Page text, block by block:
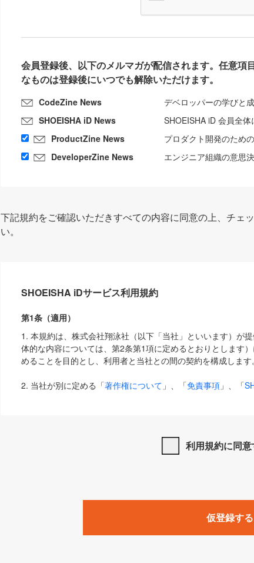
会員登録後、以下のメルマガが配信されます。任意項
なものは登録後にいつでも解除いただけます。
CodeZine News
デベロッパーの学びと
SHOEISHA iD News
SHOEISHA iD 会員全
ProductZine News
プロダクト開発のため
DeveloperZine News
エンジニア組織の意思
下記規約をご確認いただきすべての内容に同意の上、チェ
い。
SHOEISHA iDサービス利用規約
第1条（適用）
1. 本規約は、株式会社翔泳社（以下「当社」といいます）が
体的な内容については、第2条第1項に定めるとおりとします
めることを目的とし、利用者と当社との間の契約を構成します。
2. 当社が別に定める「著作権について 」、「免責事項 」、「
は、本規約の規定が優先して適用されるものとします。
1. 「本サービス」とは、当社が提供する以下のサービス（名
みます）及びこれらサービスに関連して当社が実施するイベ
「SEBook」「SEShop」「CodeZine」「MarkeZine」「
利用規約に同意
仮登録する